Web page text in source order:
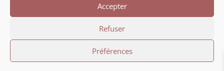
Accepter
Refuser
Préférences
Marion Libro © 2026 | Une création par Marion Libro |